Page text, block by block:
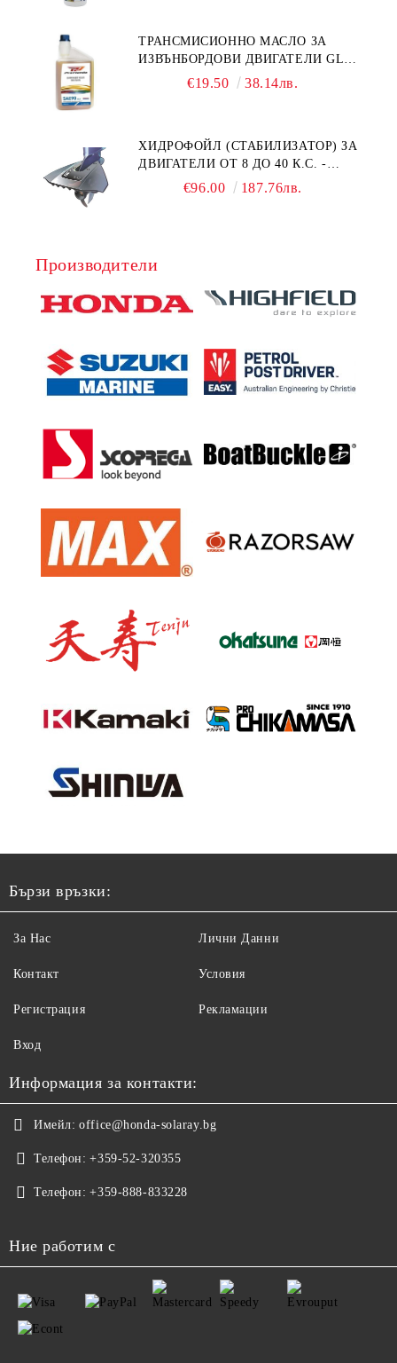
ТРАНСМИСИОННО МАСЛО ЗА
ИЗВЪНБОРДОВИ ДВИГАТЕЛИ GL4
HONDA MARINE 08251-999-102PRO
€19.50 38.14лв.
ХИДРОФОЙЛ (СТАБИЛИЗАТОР) ЗА
ДВИГАТЕЛИ ОТ 8 ДО 40 К.С. -
УНИВЕРСАЛЕН SE SPORT 200
€96.00 187.76лв.
Производители
Бързи връзки:
За Нас
Контакт
Регистрация
Вход
Лични Данни
Условия
Рекламации
Информация за контакти:
Имейл: office@honda-solaray.bg
Телефон: +359-52-320355
Телефон: +359-888-833228
Ние работим с